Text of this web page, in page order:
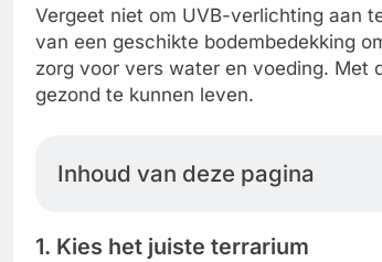
Vergeet niet om UVB-verlichting aan
van een geschikte bodembedekking
zorg voor vers water en voeding. Met
gezond te kunnen leven.
Inhoud van deze pagina
1. Kies het juiste terrarium